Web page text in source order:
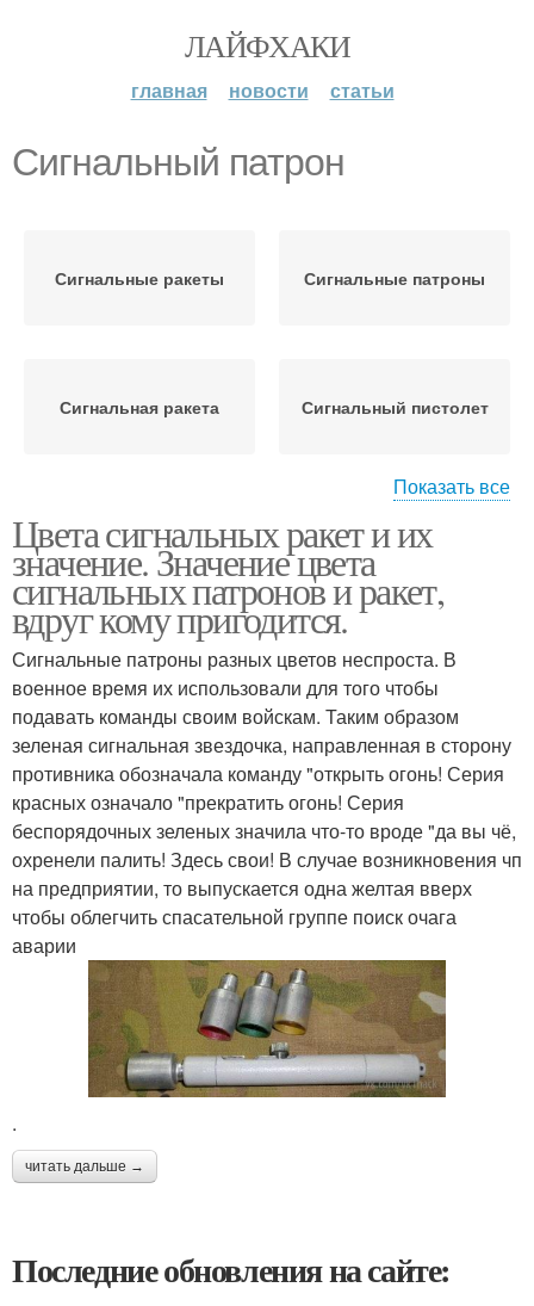
ЛАЙФХАКИ
главная новости статьи
Сигнальный патрон
Сигнальные ракеты Сигнальные патроны
Сигнальная ракета Сигнальный пистолет
Ракеты для сигнального
пистолета
ружью
Показать все
Цвета сигнальных ракет и их
значение. Значение цвета
сигнальных патронов и ракет,
вдруг кому пригодится.
Сигнальные патроны разных цветов неспроста. В
военное время их использовали для того чтобы
подавать команды своим войскам. Таким образом
зеленая сигнальная звездочка, направленная в сторону
противника обозначала команду "открыть огонь! Серия
красных означало "прекратить огонь! Серия
беспорядочных зеленых значила что-то вроде "да вы чё,
охренели палить! Здесь свои! В случае возникновения чп
на предприятии, то выпускается одна желтая вверх
чтобы облегчить спасательной группе поиск очага
аварии
.
читать дальше →
Последние обновления на сайте: